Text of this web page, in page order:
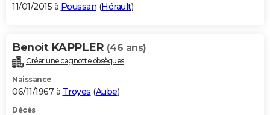
11/01/2015 à Poussan (Hérault)
Benoit KAPPLER (46 ans)
Créer une cagnotte obsèques
Naissance
06/11/1967 à Troyes (Aube)
Décès